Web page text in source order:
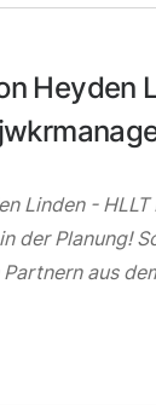
Heyden
Linden -
der Planung!
aus